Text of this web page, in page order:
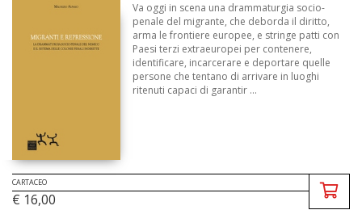
Va oggi in scena una drammaturgia socio-
penale del migrante, che deborda il diritto,
arma le frontiere europee, e stringe patti con
Paesi terzi extraeuropei per contenere,
identificare, incarcerare e deportare quelle
persone che tentano di arrivare in luoghi
ritenuti capaci di garantir ...
CARTACEO
€ 16,00